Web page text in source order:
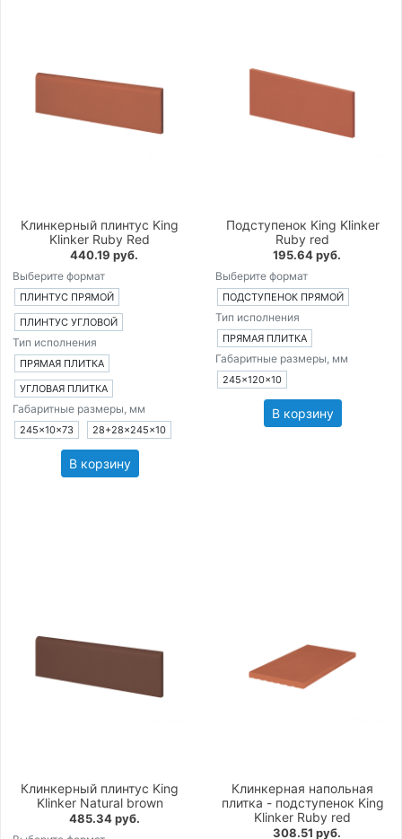
Клинкерный плинтус King
Klinker Ruby Red
440.19 руб.
Выберите формат
ПЛИНТУС ПРЯМОЙ
ПЛИНТУС УГЛОВОЙ
Тип исполнения
ПРЯМАЯ ПЛИТКА
УГЛОВАЯ ПЛИТКА
Габаритные размеры, мм
245×10×73 28+28×245×10
В корзину
Подступенок King Klinker
Ruby red
195.64 руб.
Выберите формат
ПОДСТУПЕНОК ПРЯМОЙ
Тип исполнения
ПРЯМАЯ ПЛИТКА
Габаритные размеры, мм
245×120×10
В корзину
Клинкерный плинтус King
Klinker Natural brown
485.34 руб.
Клинкерная напольная
плитка - подступенок King
Klinker Ruby red
308.51 руб.